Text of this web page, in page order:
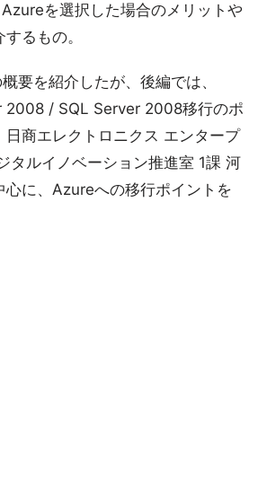
を選択した場合のメリットや
るもの。
要を紹介したが、後編では、
2008 / SQL Server 2008移行のポ
日商エレクトロニクス エンタープ
タルイノベーション推進室 1課 河
心に、Azureへの移行ポイントを